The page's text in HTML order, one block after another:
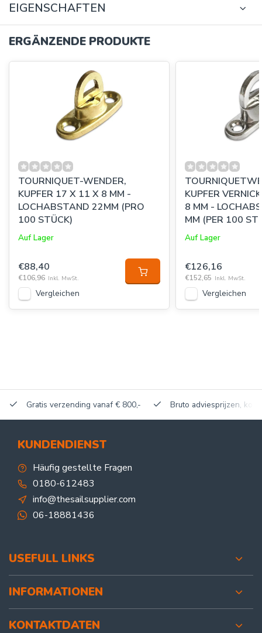
EIGENSCHAFTEN
ERGÄNZENDE PRODUKTE
TOURNIQUET-WENDER,
KUPFER 17 X 11 X 8 MM -
LOCHABSTAND 22MM (PRO
100 STÜCK)
Auf Lager
€88,40
€106,96 Inkl. MwSt.
Vergleichen
KUPFER
8 MM -
MM (PER 100
Auf Lager
€126,16
€152,65 Inkl. MwSt.
Vergleichen
Gratis verzending vanaf € 800,- Bruto adviesprijzen,
KUNDENDIENST
Häufig gestellte Fragen
0180-612483
info@thesailsupplier.com
06-18881436
USEFULL LINKS
INFORMATIONEN
KONTAKTDATEN